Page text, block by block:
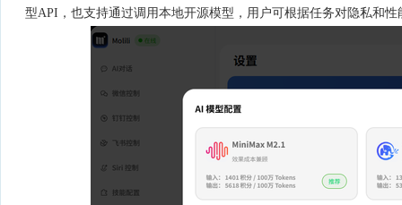
型API，也支持通过调用本地开源模型，用户可根据任务对隐私和